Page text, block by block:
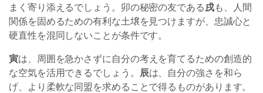
まく寄り添えるでしょう。卯の秘密の友である戌も、人間
関係を固めるための有利な土壌を見つけますが、忠誠心と
硬直性を混同しないことが条件です。
寅は、周囲を急かさずに自分の考えを育てるための創造的
な空気を活用できるでしょう。 辰は、自分の強さを和ら
げ、より柔軟な同盟を求めることで得るものがあります。